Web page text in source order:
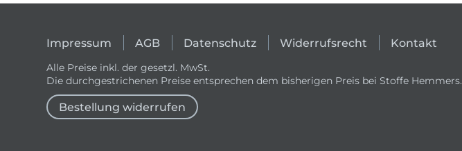
Impressum AGB Datenschutz Widerrufsrecht Kontakt
Alle Preise inkl. der gesetzl. MwSt.
Die durchgestrichenen Preise entsprechen dem bisherigen Preis bei Stoffe Hemmers.
Bestellung widerrufen